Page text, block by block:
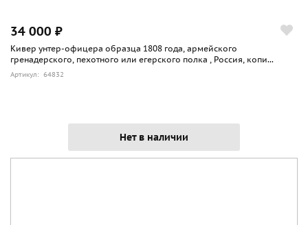
34 000 ₽
Кивер унтер-офицера образца 1808 года, армейского
гренадерского, пехотного или егерского полка , Россия, копи...
Артикул: 64832
Нет в наличии